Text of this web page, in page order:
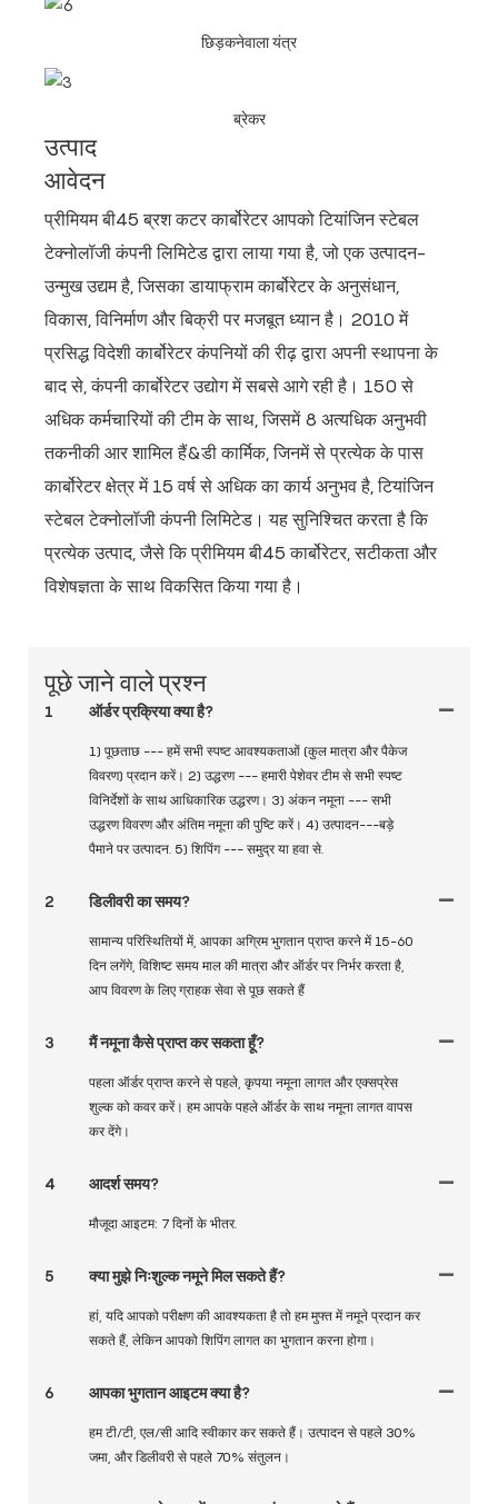
उत्पाद
आवेदन
प्रीमियम बी45 ब्रश कटर कार्बोरेटर आपको टियांजिन स्टेबल
टेक्नोलॉजी कंपनी लिमिटेड द्वारा लाया गया है, जो एक उत्पादन-
उन्मुख उद्यम है, जिसका डायाफ्राम कार्बोरेटर के अनुसंधान,
विकास, विनिर्माण और बिक्री पर मजबूत ध्यान है। 2010 में
प्रसिद्ध विदेशी कार्बोरेटर कंपनियों की रीढ़ द्वारा अपनी स्थापना के
बाद से, कंपनी कार्बोरेटर उद्योग में सबसे आगे रही है। 150 से
अधिक कर्मचारियों की टीम के साथ, जिसमें 8 अत्यधिक अनुभवी
तकनीकी आर शामिल हैं&डी कार्मिक, जिनमें से प्रत्येक के पास
कार्बोरेटर क्षेत्र में 15 वर्ष से अधिक का कार्य अनुभव है, टियांजिन
स्टेबल टेक्नोलॉजी कंपनी लिमिटेड। यह सुनिश्चित करता है कि
प्रत्येक उत्पाद, जैसे कि प्रीमियम बी45 कार्बोरेटर, सटीकता और
विशेषज्ञता के साथ विकसित किया गया है।
छिड़कनेवाला यंत्र
ब्रेकर
पूछे जाने वाले प्रश्न
1 ऑर्डर प्रक्रिया क्या है?
1) पूछताछ --- हमें सभी स्पष्ट आवश्यकताओं (कुल मात्रा और पैकेज
विवरण) प्रदान करें। 2) उद्धरण --- हमारी पेशेवर टीम से सभी स्पष्ट
विनिर्देशों के साथ आधिकारिक उद्धरण। 3) अंकन नमूना --- सभी
उद्धरण विवरण और अंतिम नमूना की पुष्टि करें। 4) उत्पादन---बड़े
पैमाने पर उत्पादन. 5) शिपिंग --- समुद्र या हवा से.
2 डिलीवरी का समय?
सामान्य परिस्थितियों में, आपका अग्रिम भुगतान प्राप्त करने में 15-60
दिन लगेंगे, विशिष्ट समय माल की मात्रा और ऑर्डर पर निर्भर करता है,
आप विवरण के लिए ग्राहक सेवा से पूछ सकते हैं
3 मैं नमूना कैसे प्राप्त कर सकता हूँ?
पहला ऑर्डर प्राप्त करने से पहले, कृपया नमूना लागत और एक्सप्रेस
शुल्क को कवर करें। हम आपके पहले ऑर्डर के साथ नमूना लागत वापस
कर देंगे।
4 आदर्श समय?
मौजूदा आइटम: 7 दिनों के भीतर.
5 क्या मुझे निःशुल्क नमूने मिल सकते हैं?
हां, यदि आपको परीक्षण की आवश्यकता है तो हम मुफ्त में नमूने प्रदान कर
सकते हैं, लेकिन आपको शिपिंग लागत का भुगतान करना होगा।
6 आपका भुगतान आइटम क्या है?
हम टी/टी, एल/सी आदि स्वीकार कर सकते हैं। उत्पादन से पहले 30%
जमा, और डिलीवरी से पहले 70% संतुलन।